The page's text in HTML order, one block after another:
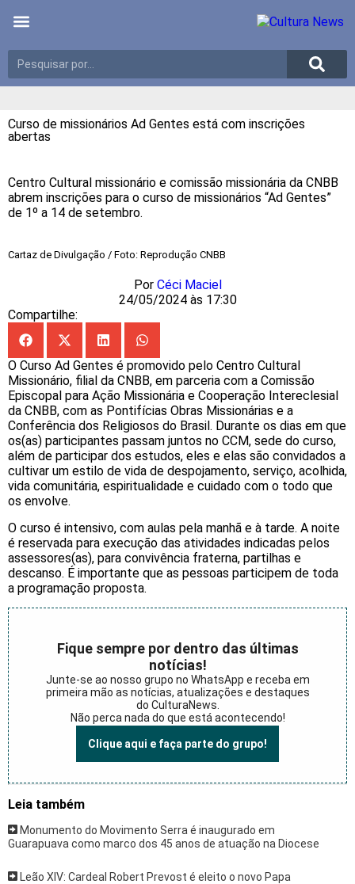
Curso de missionários Ad Gentes está com inscrições
abertas
Centro Cultural missionário e comissão missionária da CNBB
abrem inscrições para o curso de missionários “Ad Gentes”
de 1º a 14 de setembro.
Cartaz de Divulgação / Foto: Reprodução CNBB
Por Céci Maciel
24/05/2024 às 17:30
Compartilhe:
O Curso Ad Gentes é promovido pelo Centro Cultural
Missionário, filial da CNBB, em parceria com a Comissão
Episcopal para Ação Missionária e Cooperação Intereclesial
da CNBB, com as Pontifícias Obras Missionárias e a
Conferência dos Religiosos do Brasil. Durante os dias em que
os(as) participantes passam juntos no CCM, sede do curso,
além de participar dos estudos, eles e elas são convidados a
cultivar um estilo de vida de despojamento, serviço, acolhida,
vida comunitária, espiritualidade e cuidado com o todo que
os envolve.
O curso é intensivo, com aulas pela manhã e à tarde. A noite
é reservada para execução das atividades indicadas pelos
assessores(as), para convivência fraterna, partilhas e
descanso. É importante que as pessoas participem de toda
a programação proposta.
Fique sempre por dentro das últimas
notícias!
Junte-se ao nosso grupo no WhatsApp e receba em
primeira mão as notícias, atualizações e destaques
do CulturaNews.
Não perca nada do que está acontecendo!
Clique aqui e faça parte do grupo!
Leia também
Monumento do Movimento Serra é inaugurado em
Guarapuava como marco dos 45 anos de atuação na Diocese
Leão XIV: Cardeal Robert Prevost é eleito o novo Papa